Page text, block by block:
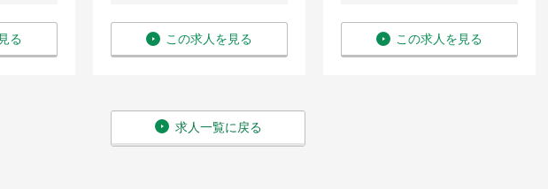
る この求人を見る この求人を見る
求人一覧に戻る